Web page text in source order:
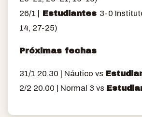
26/1 | Estudiantes 3-0
14, 27-25)
Próximas fechas
31/1 20.30 | Náutico vs
2/2 20.00 | Normal 3 vs